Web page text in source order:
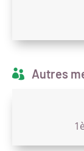
 Autres